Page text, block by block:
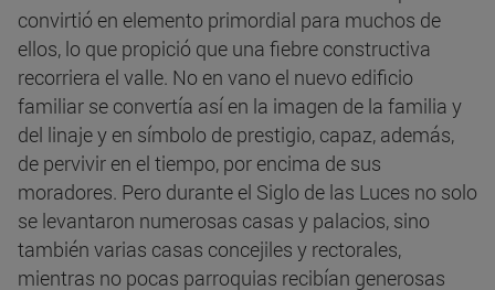
convirtió en elemento primordial para muchos de
ellos, lo que propició que una fiebre constructiva
recorriera el valle. No en vano el nuevo edificio
familiar se convertía así en la imagen de la familia y
del linaje y en símbolo de prestigio, capaz, además,
de pervivir en el tiempo, por encima de sus
moradores. Pero durante el Siglo de las Luces no solo
se levantaron numerosas casas y palacios, sino
también varias casas concejiles y rectorales,
mientras no pocas parroquias recibían generosas